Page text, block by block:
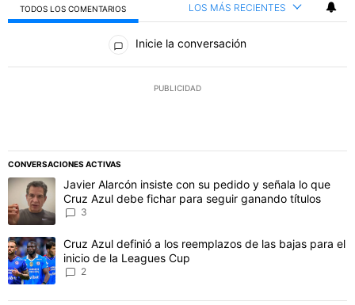
TODOS LOS COMENTARIOS LOS MÁS RECIENTES
Todos los comentarios
Inicie la conversación
PUBLICIDAD
CONVERSACIONES ACTIVAS
Este listado muestra los artículos con más comentarios en los
Un artículo de tendencia con el título "Javier Alarcón insiste con
Javier Alarcón insiste con su pedido y señala lo que
Cruz Azul debe fichar para seguir ganando títulos
3
Un artículo de tendencia con el título "Cruz Azul definió a los
Cruz Azul definió a los reemplazos de las bajas para el
inicio de la Leagues Cup
2